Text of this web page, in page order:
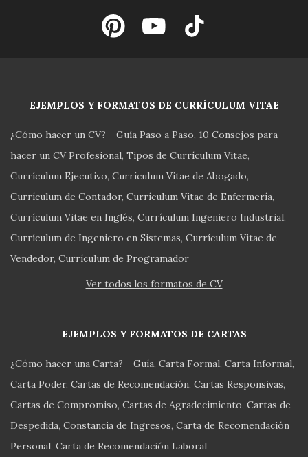
EJEMPLOS Y FORMATOS DE CURRÍCULUM VITAE
¿Cómo hacer un CV? - Guía Paso a Paso 10 Consejos para
hacer un CV Profesional Tipos de Currículum Vitae
Currículum Ejecutivo Currículum Vitae de Abogado
Currículum de Contador Currículum Vitae de Enfermería
Currículum Vitae en Inglés Currículum Ingeniero Industrial
Currículum de Ingeniero en Sistemas Currículum Vitae de
Vendedor Currículum de Programador
Ver todos los formatos de CV
EJEMPLOS Y FORMATOS DE CARTAS
¿Cómo hacer una Carta? - Guía Carta Formal Carta Informal
Carta Poder Cartas de Recomendación Cartas Responsivas
Cartas de Compromiso Cartas de Agradecimiento Cartas de
Despedida Constancia de Ingresos Carta de Recomendación
Personal Carta de Recomendación Laboral